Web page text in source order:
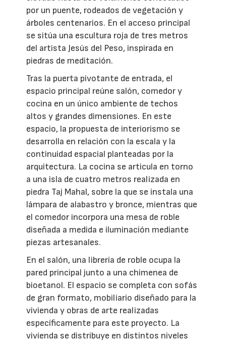
por un puente, rodeados de vegetación y
árboles centenarios. En el acceso principal
se sitúa una escultura roja de tres metros
del artista Jesús del Peso, inspirada en
piedras de meditación.
Tras la puerta pivotante de entrada, el
espacio principal reúne salón, comedor y
cocina en un único ambiente de techos
altos y grandes dimensiones. En este
espacio, la propuesta de interiorismo se
desarrolla en relación con la escala y la
continuidad espacial planteadas por la
arquitectura. La cocina se articula en torno
a una isla de cuatro metros realizada en
piedra Taj Mahal, sobre la que se instala una
lámpara de alabastro y bronce, mientras que
el comedor incorpora una mesa de roble
diseñada a medida e iluminación mediante
piezas artesanales.
En el salón, una librería de roble ocupa la
pared principal junto a una chimenea de
bioetanol. El espacio se completa con sofás
de gran formato, mobiliario diseñado para la
vivienda y obras de arte realizadas
específicamente para este proyecto. La
vivienda se distribuye en distintos niveles